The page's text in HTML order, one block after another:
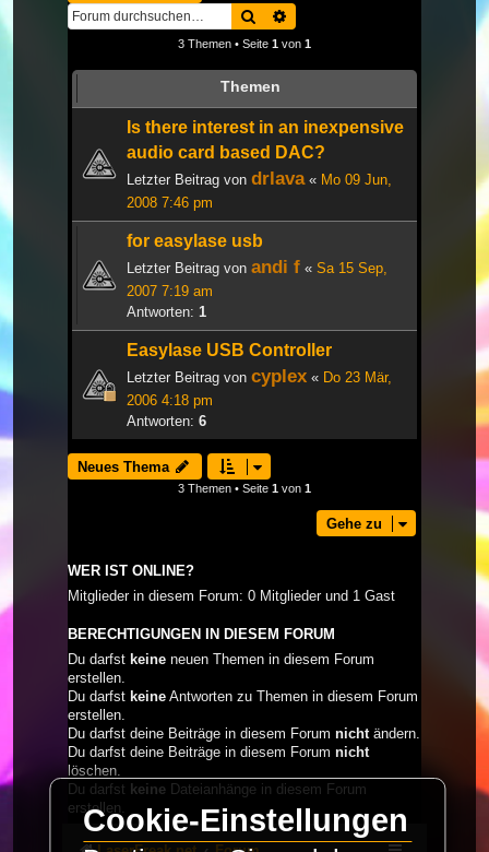
Suche
3 Themen • Seite 1 von 1
Themen
Is there interest in an inexpensive
audio card based DAC?
Letzter Beitrag von drlava« Mo 09 Jun,
2008 7:46 pm
for easylase usb
Letzter Beitrag von andi f « Sa 15 Sep,
2007 7:19 am
Antworten: 1
Easylase USB Controller
Letzter Beitrag von cyplex « Do 23 Mär,
2006 4:18 pm
Antworten: 6
Neues Thema
3 Themen • Seite 1 von 1
Gehe zu
WER IST ONLINE?
Mitglieder in diesem Forum: 0 Mitglieder und 1 Gast
BERECHTIGUNGEN IN DIESEM FORUM
Du darfst keine neuen Themen in diesem Forum
erstellen.
Du darfst keine Antworten zu Themen in diesem Forum
erstellen.
Du darfst deine Beiträge in diesem Forum nicht ändern.
Du darfst deine Beiträge in diesem Forum nicht
löschen.
Du darfst keine Dateianhänge in diesem Forum
erstellen.
Cookie-Einstellungen